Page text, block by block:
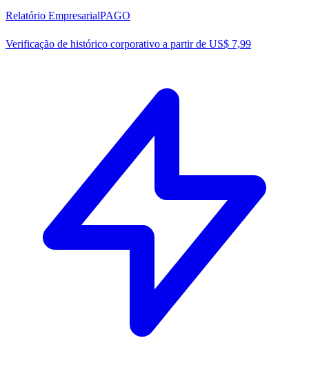
Relatório EmpresarialPAGO
Verificação de histórico corporativo a partir de US$ 7,99